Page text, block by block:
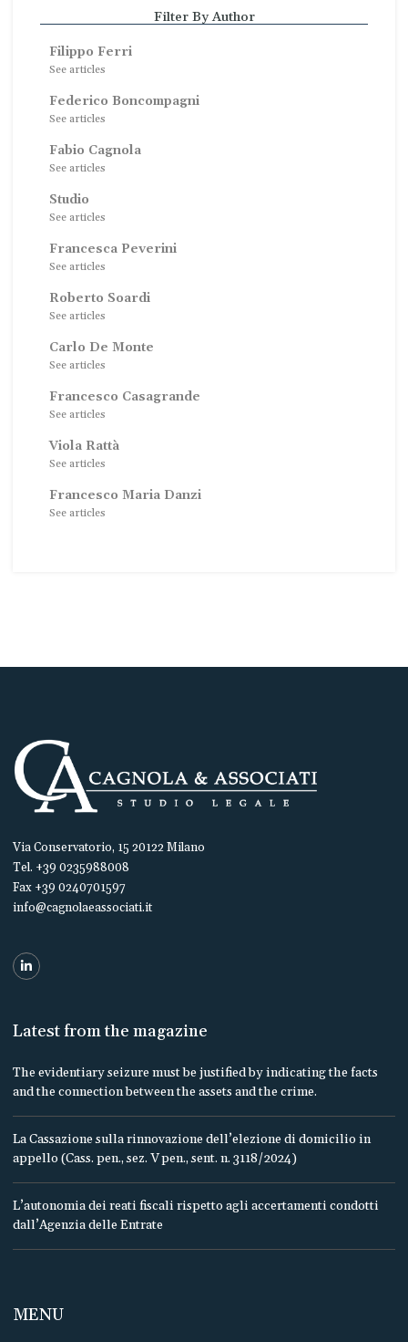
Filter By Author
Filippo Ferri
See articles
Federico Boncompagni
See articles
Fabio Cagnola
See articles
Studio
See articles
Francesca Peverini
See articles
Roberto Soardi
See articles
Carlo De Monte
See articles
Francesco Casagrande
See articles
Viola Rattà
See articles
Francesco Maria Danzi
See articles
Via Conservatorio, 15 20122 Milano
Tel. +39 0235988008
Fax +39 0240701597
info@cagnolaeassociati.it
Latest from the magazine
The evidentiary seizure must be justified by indicating the facts
and the connection between the assets and the crime.
La Cassazione sulla rinnovazione dell’elezione di domicilio in
appello (Cass. pen., sez. V pen., sent. n. 3118/2024)
L’autonomia dei reati fiscali rispetto agli accertamenti condotti
dall’Agenzia delle Entrate
MENU